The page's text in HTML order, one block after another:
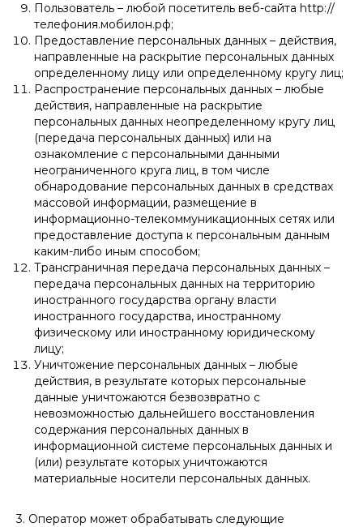
Пользователь – любой посетитель веб-сайта http://
телефония.мобилон.рф;
Предоставление персональных данных – действия,
направленные на раскрытие персональных данных
определенному лицу или определенному кругу лиц;
Распространение персональных данных – любые
действия, направленные на раскрытие
персональных данных неопределенному кругу лиц
(передача персональных данных) или на
ознакомление с персональными данными
неограниченного круга лиц, в том числе
обнародование персональных данных в средствах
массовой информации, размещение в
информационно-телекоммуникационных сетях или
предоставление доступа к персональным данным
каким-либо иным способом;
Трансграничная передача персональных данных –
передача персональных данных на территорию
иностранного государства органу власти
иностранного государства, иностранному
физическому или иностранному юридическому
лицу;
Уничтожение персональных данных – любые
действия, в результате которых персональные
данные уничтожаются безвозвратно с
невозможностью дальнейшего восстановления
содержания персональных данных в
информационной системе персональных данных и
(или) результате которых уничтожаются
материальные носители персональных данных.
3. Оператор может обрабатывать следующие